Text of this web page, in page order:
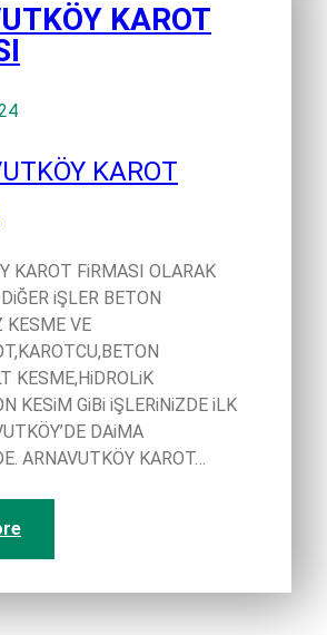
KAROT
KAROT FiRMASI OLARAK
iŞLER BETON
KESME VE
KESME,HiDROLiK
KESiM GiBi iŞLERiNiZDE iLK
DAiMA
ARNAVUTKÖY KAROT…